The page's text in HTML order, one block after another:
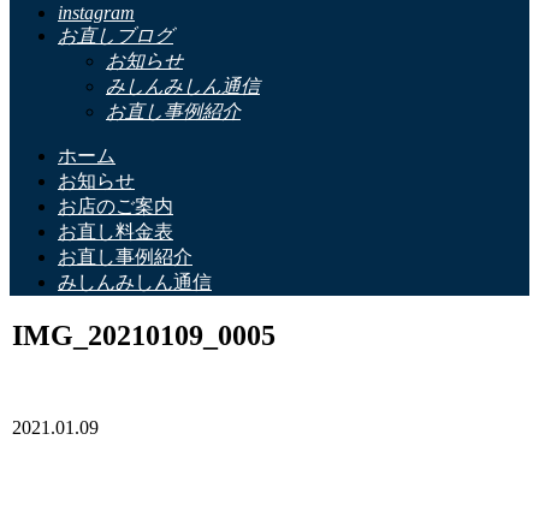
instagram
お直しブログ
お知らせ
みしんみしん通信
お直し事例紹介
ホーム
お知らせ
お店のご案内
お直し料金表
お直し事例紹介
みしんみしん通信
IMG_20210109_0005
2021.01.09